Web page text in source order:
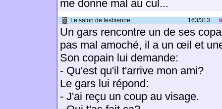
me donne mal au cul...
Le salon de lesbienne... 163/313
Un gars rencontre un de ses
pas mal amoché, il a un œil et
Son copain lui demande:
- Qu'est qu'il t'arrive mon ami?
Le gars lui répond:
- J'ai reçu un coup au visage.